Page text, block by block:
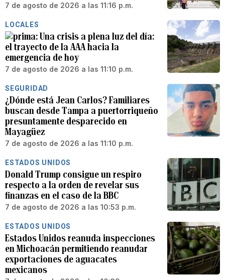
7 de agosto de 2026 a las 11:16 p.m.
LOCALES
Una crisis a plena luz del día:
el trayecto de la AAA hacia la
emergencia de hoy
7 de agosto de 2026 a las 11:10 p.m.
SEGURIDAD
¿Dónde está Jean Carlos? Familiares
buscan desde Tampa a puertorriqueño
presuntamente desparecido en
Mayagüez
7 de agosto de 2026 a las 11:10 p.m.
ESTADOS UNIDOS
Donald Trump consigue un respiro
respecto a la orden de revelar sus
finanzas en el caso de la BBC
7 de agosto de 2026 a las 10:53 p.m.
ESTADOS UNIDOS
Estados Unidos reanuda inspecciones
en Michoacán permitiendo reanudar
exportaciones de aguacates
mexicanos